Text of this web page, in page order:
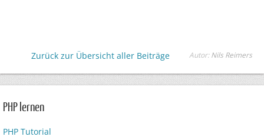
Autor:Nils Reimers
Zurück zur Übersicht aller Beiträge
PHP lernen
PHP Tutorial